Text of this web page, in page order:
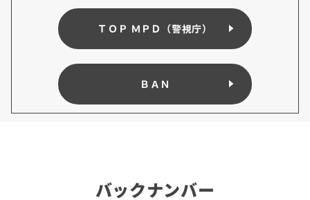
ＴＯＰ ＭＰＤ（警視庁）
ＢＡＮ
バックナンバー